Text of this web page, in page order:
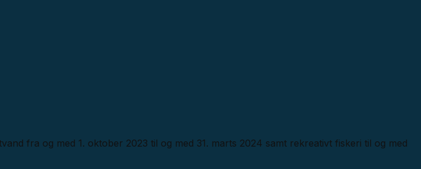
fra og med 1. oktober 2023 til og med 31. marts 2024 samt rekreativt fiskeri til og med